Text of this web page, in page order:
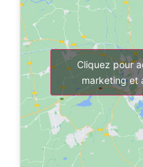
Cliquez pour
marketing et